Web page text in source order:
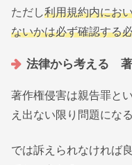
ただし利用規約内にお
ないかは必ず確認する
法律から考える
著作権侵害は親告罪と
え出ない限り問題にな
では訴えられなければ